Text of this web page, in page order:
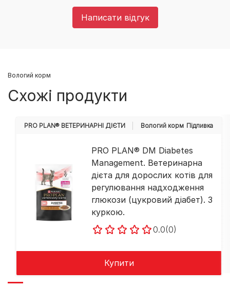
Написати відгук
Вологий корм
Схожі продукти
PRO PLAN® ВЕТЕРИНАРНІ ДІЄТИ Вологий корм Підливка
PRO PLAN® DM Diabetes
Management. Ветеринарна
дієта для дорослих котів для
регулювання надходження
глюкози (цукровий діабет). З
куркою.
0.0(0)
Купити